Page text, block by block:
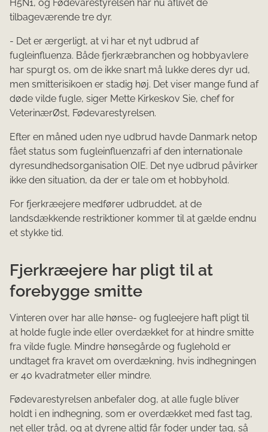
H5N1, og Fødevarestyrelsen har nu aflivet de
tilbageværende tre dyr.
- Det er ærgerligt, at vi har et nyt udbrud af
fugleinfluenza. Både fjerkræbranchen og hobbyavlere
har spurgt os, om de ikke snart må lukke deres dyr ud,
men smitterisikoen er stadig høj. Det viser mange fund af
døde vilde fugle, siger Mette Kirkeskov Sie, chef for
VeterinærØst, Fødevarestyrelsen.
Efter en måned uden nye udbrud havde Danmark netop
fået status som fugleinfluenzafri af den internationale
dyresundhedsorganisation OIE. Det nye udbrud påvirker
ikke den situation, da der er tale om et hobbyhold.
For fjerkræejere medfører udbruddet, at de
landsdækkende restriktioner kommer til at gælde endnu
et stykke tid.
Fjerkræejere har pligt til at
forebygge smitte
Vinteren over har alle hønse- og fugleejere haft pligt til
at holde fugle inde eller overdækket for at hindre smitte
fra vilde fugle. Mindre hønsegårde og fuglehold er
undtaget fra kravet om overdækning, hvis indhegningen
er 40 kvadratmeter eller mindre.
Fødevarestyrelsen anbefaler dog, at alle fugle bliver
holdt i en indhegning, som er overdækket med fast tag,
net eller tråd, og at dyrene altid får foder under tag, så